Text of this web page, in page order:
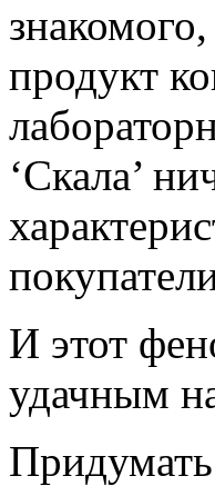
продукт
‘Скала’
И этот
удачным